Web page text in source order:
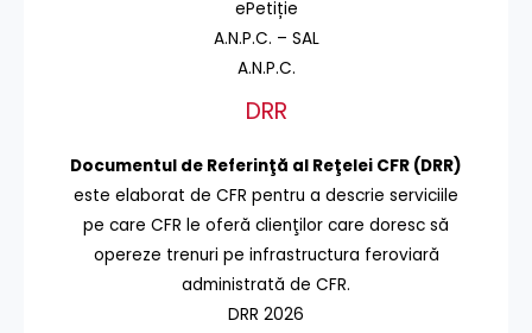
ePetiție
A.N.P.C. – SAL
A.N.P.C.
DRR
Documentul de Referinţă al Reţelei CFR (DRR)
este elaborat de CFR pentru a descrie serviciile
pe care CFR le oferă clienţilor care doresc să
opereze trenuri pe infrastructura feroviară
administrată de CFR.
DRR 2026